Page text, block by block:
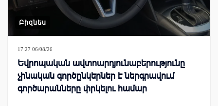
Բիզնես
17:27 06/08/26
Եվրոպական ավտոարդյունաբերությունը
չինական գործընկերներ է ներգրավում
գործարանները փրկելու համար